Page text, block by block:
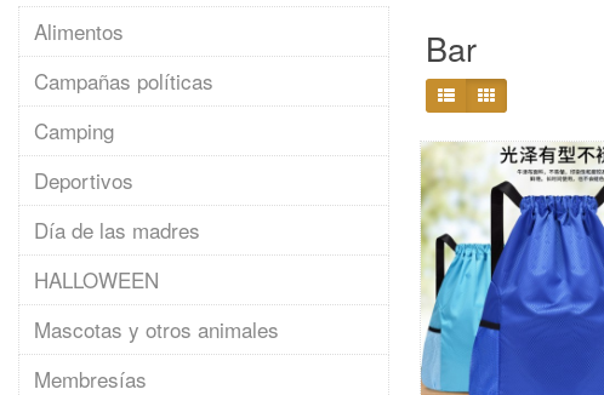
Alimentos
Campañas políticas
Camping
Deportivos
Día de las madres
HALLOWEEN
Mascotas y otros animales
Membresías
Bar